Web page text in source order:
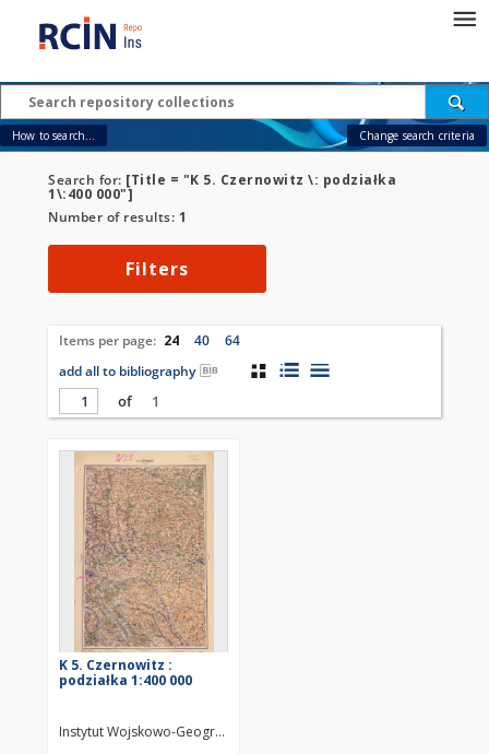
How to search... Change search criteria
Search for: [Title = "K 5. Czernowitz \: podziałka
1\:400 000"]
Number of results: 1
Filters
Items per page: 24 40
64
add all to bibliography
of
1
K 5. Czernowitz :
podziałka 1:400 000
Instytut Wojskowo-Geograficzny (Warszawa). Wydawca